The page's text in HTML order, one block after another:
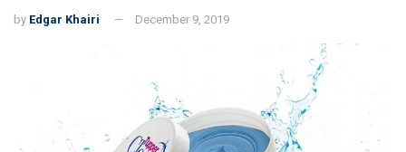
by Edgar Khairi December 9, 2019